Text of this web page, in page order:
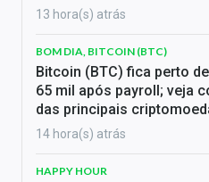
13 hora(s) atrás
BOM DIA, BITCOIN (BTC)
Bitcoin (BTC) fica perto
65 mil após payroll; veja
das principais
14 hora(s) atrás
HAPPY HOUR